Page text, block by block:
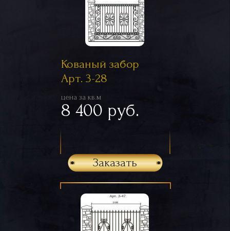
Кованый забор
Арт. 3-28
цена за кв.м
8 400 руб.
Заказать